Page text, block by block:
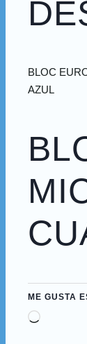
BLOC
AZUL
ME GUSTA